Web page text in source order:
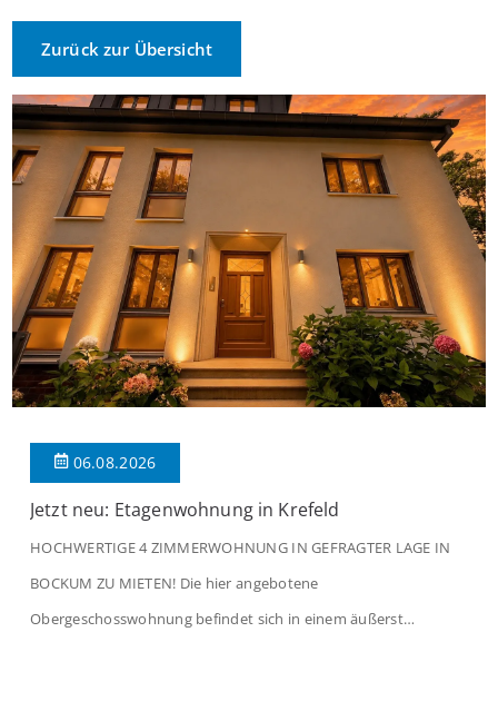
Zurück zur Übersicht
06.08.2026
Jetzt neu: Etagenwohnung in Krefeld
HOCHWERTIGE 4 ZIMMERWOHNUNG IN GEFRAGTER LAGE IN
BOCKUM ZU MIETEN! Die hier angebotene
Obergeschosswohnung befindet sich in einem äußerst